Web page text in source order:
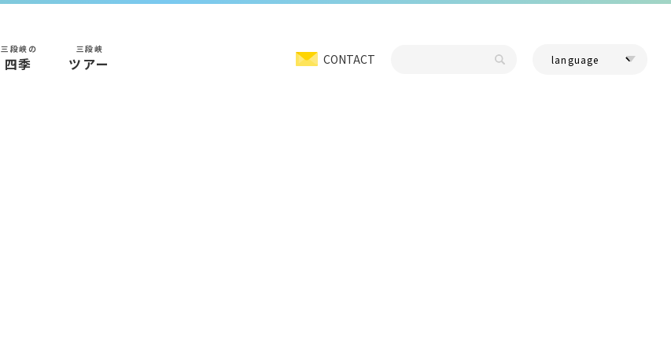
三段峡の
四季
三段峡
ツアー CONTACT